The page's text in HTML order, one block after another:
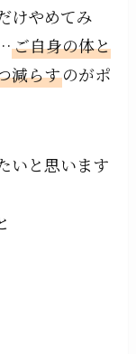
けやめてみ
ご自身の体と
減らすのがポ
いと思います